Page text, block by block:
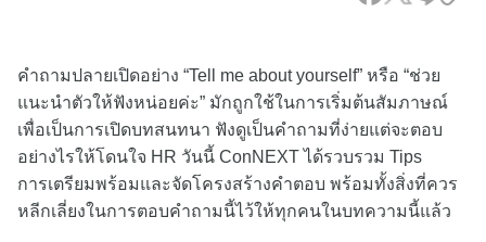
คำถามปลายเปิดอย่าง “Tell me about yourself” หรือ “ช่วย
แนะนำตัวให้ฟังหน่อยค่ะ” มักถูกใช้ในการเริ่มต้นสัมภาษณ์
เพื่อเป็นการเปิดบทสนทนา ฟังดูเป็นคำถามที่ง่ายแต่จะตอบ
อย่างไรให้โดนใจ HR วันนี้ ConNEXT ได้รวบรวม Tips
การเตรียมพร้อมและจัดโครงสร้างคำตอบ พร้อมทั้งสิ่งที่ควร
หลีกเลี่ยงในการตอบคำถามนี้ไว้ให้ทุกคนในบทความนี้แล้ว